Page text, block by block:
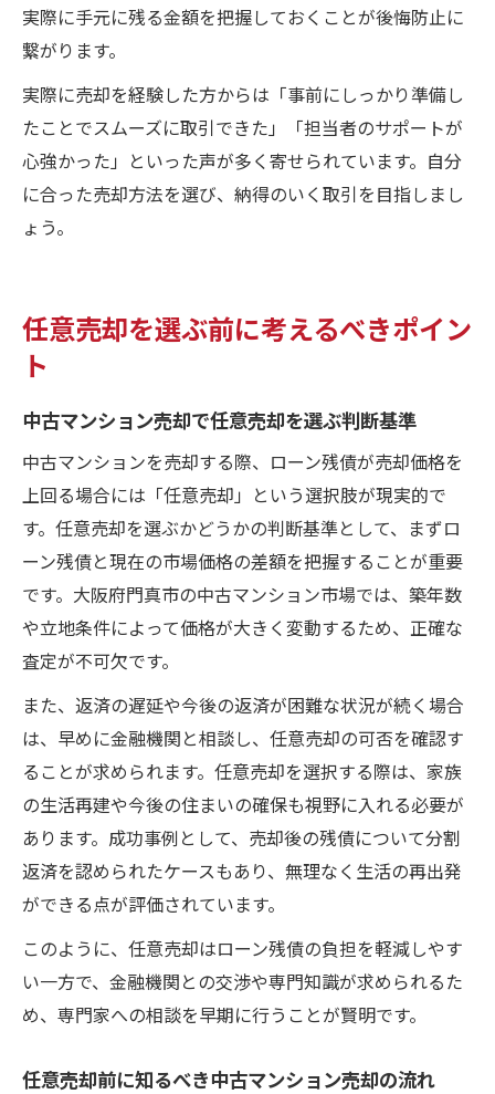
実際に手元に残る金額を把握しておくことが後悔防止に
繋がります。
実際に売却を経験した方からは「事前にしっかり準備し
たことでスムーズに取引できた」「担当者のサポートが
心強かった」といった声が多く寄せられています。自分
に合った売却方法を選び、納得のいく取引を目指しまし
ょう。
任意売却を選ぶ前に考えるべきポイン
ト
中古マンション売却で任意売却を選ぶ判断基準
中古マンションを売却する際、ローン残債が売却価格を
上回る場合には「任意売却」という選択肢が現実的で
す。任意売却を選ぶかどうかの判断基準として、まずロ
ーン残債と現在の市場価格の差額を把握することが重要
です。大阪府門真市の中古マンション市場では、築年数
や立地条件によって価格が大きく変動するため、正確な
査定が不可欠です。
また、返済の遅延や今後の返済が困難な状況が続く場合
は、早めに金融機関と相談し、任意売却の可否を確認す
ることが求められます。任意売却を選択する際は、家族
の生活再建や今後の住まいの確保も視野に入れる必要が
あります。成功事例として、売却後の残債について分割
返済を認められたケースもあり、無理なく生活の再出発
ができる点が評価されています。
このように、任意売却はローン残債の負担を軽減しやす
い一方で、金融機関との交渉や専門知識が求められるた
め、専門家への相談を早期に行うことが賢明です。
任意売却前に知るべき中古マンション売却の流れ